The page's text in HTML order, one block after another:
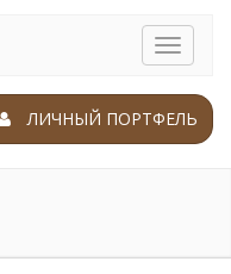
Toggle
ЛИЧНЫЙ ПОРТФЕЛЬ